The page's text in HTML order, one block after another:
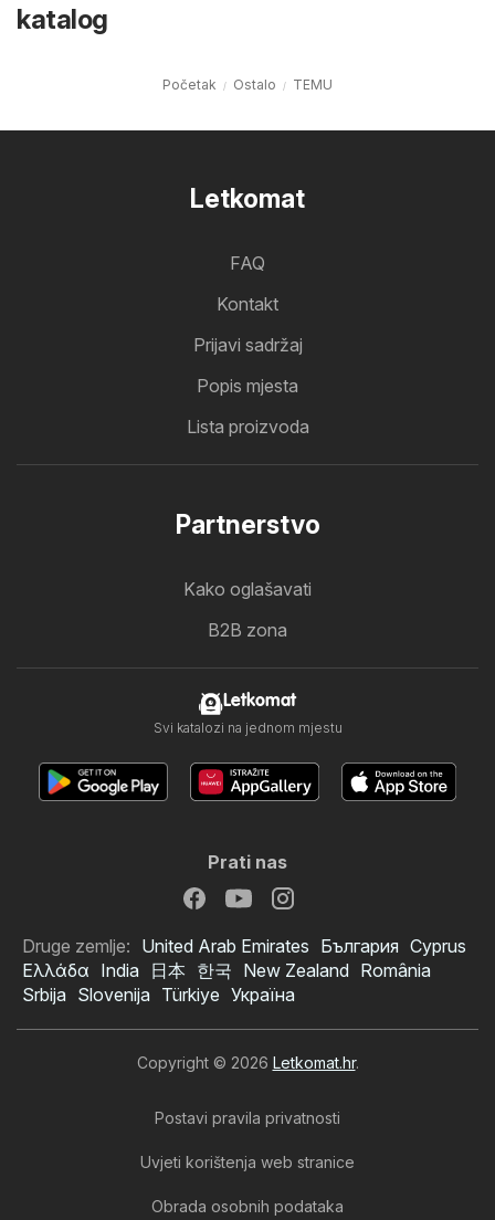
katalog
TEMU katalog
Početak Ostalo TEMU
Letkomat
FAQ
Kontakt
Prijavi sadržaj
Popis mjesta
Lista proizvoda
Partnerstvo
Kako oglašavati
B2B zona
Letkomat
Svi katalozi na jednom mjestu
Prati nas
Druge zemlje: United Arab Emirates България Cyprus
Ελλάδα India 日本 한국 New Zealand România
Srbija Slovenija Türkiye Україна
Copyright © 2026 Letkomat.hr.
Postavi pravila privatnosti
Uvjeti korištenja web stranice
Obrada osobnih podataka